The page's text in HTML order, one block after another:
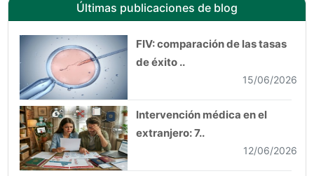
Últimas publicaciones de blog
FIV: comparación de las tasas
de éxito ..
15/06/2026
Intervención médica en el
extranjero: 7..
12/06/2026